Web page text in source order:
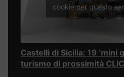
cookie per questo
Castelli di Sicilia: 19 ‘mini
turismo di prossimità